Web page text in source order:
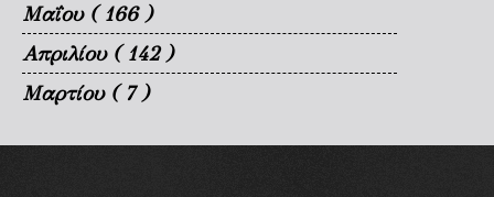
Μαΐου ( 166 )
Απριλίου ( 142 )
Μαρτίου ( 7 )